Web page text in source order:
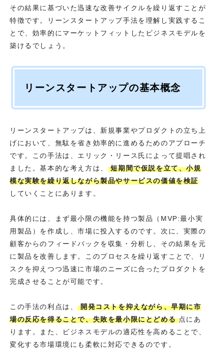
その結果に基づいた迅速な改善サイクルを繰り返すことが
特徴です。リーンスタートアップ手法を理解し実践するこ
とで、効率的にマーケットフィットしたビジネスモデルを
築けるでしょう。
リーンスタートアップの基本概念
リーンスタートアップは、新規事業やプロダクトの立ち上
げにおいて、無駄を省き効率的に進めるためのアプローチ
です。この手法は、エリック・リース氏によって提唱され
ました。基本的な考え方は、 短期間で仮説を立て、小規
模な実験を繰り返しながら製品やサービスの価値を検証
していくことにあります。
具体的には、まず最小限の機能を持つ製品（MVP:最小実
用製品）を作成し、市場に投入するのです。次に、実際の
顧客からのフィードバックを収集・分析し、その結果を元
に製品を改善します。このプロセスを繰り返すことで、リ
スクを抑えつつ迅速に市場のニーズに合ったプロダクトを
完成させることが可能です。
この手法の利点は、開発コストを抑えながら、早期に市
場の反応を得ることで、失敗を最小限にとどめる点にあ
ります。また、ビジネスモデルの適応性を高めることで、
変化する市場環境にも柔軟に対応できるのです。